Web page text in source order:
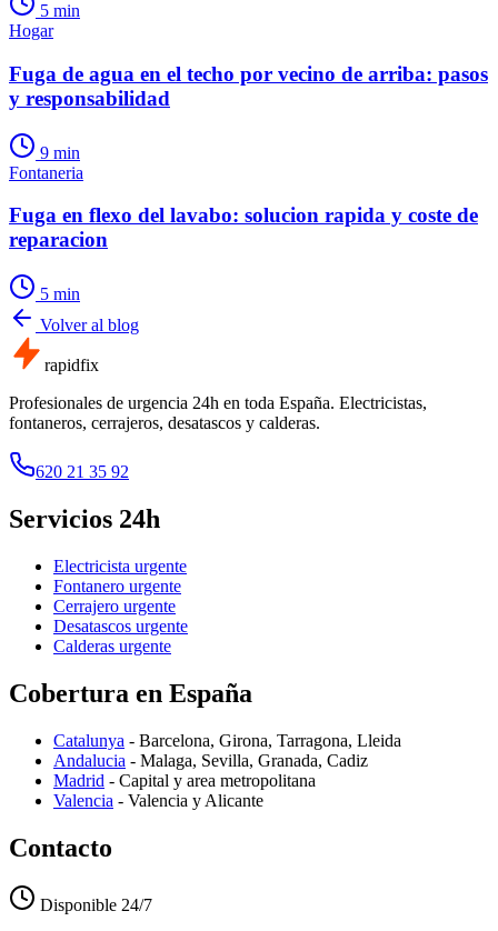
5 min
Hogar
Fuga de agua en el techo por vecino de arriba: pasos
y responsabilidad
9 min
Fontaneria
Fuga en flexo del lavabo: solucion rapida y coste de
reparacion
5 min
Volver al blog
rapidfix
Profesionales de urgencia 24h en toda España. Electricistas,
fontaneros, cerrajeros, desatascos y calderas.
620 21 35 92
Servicios 24h
Electricista urgente
Fontanero urgente
Cerrajero urgente
Desatascos urgente
Calderas urgente
Cobertura en España
Catalunya - Barcelona, Girona, Tarragona, Lleida
Andalucia - Malaga, Sevilla, Granada, Cadiz
Madrid - Capital y area metropolitana
Valencia - Valencia y Alicante
Contacto
Disponible 24/7